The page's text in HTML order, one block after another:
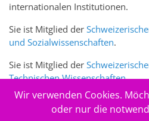
internationalen Institutionen.
Sie ist Mitglied der
und Sozialwissenschaften.
Sie ist Mitglied der
Technischen Wissenschaften.
Sie ist zudem Mitglied des
Wir verwenden Cookies.
oder nur die